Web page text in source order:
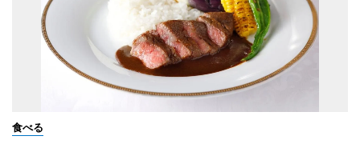
食べる